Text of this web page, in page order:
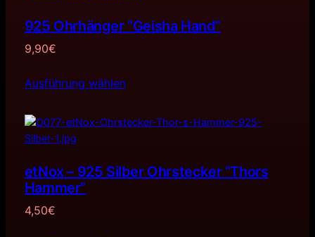
925 Ohrhänger “Geisha Hand”
9,90€
Ausführung wählen
etNox – 925 Silber Ohrstecker ”Thors
Hammer”
4,50€